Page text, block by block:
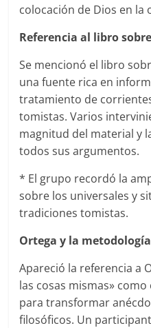
colocación de Dios en la
Referencia al libro
Se mencionó el libro
una fuente rica en
tratamiento de
tomistas. Varios
magnitud del material y
todos sus argumentos.
* El grupo recordó la
sobre los universales y
tradiciones tomistas.
Ortega y la
Apareció la referencia a
las cosas mismas»
para transformar
filosóficos. Un